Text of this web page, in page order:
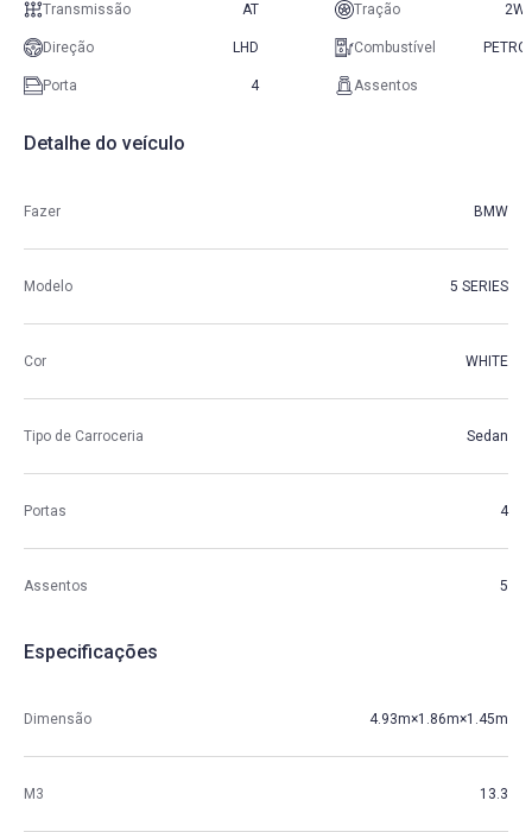
Transmissão AT Tração
Direção LHD Combustível
Porta 4 Assentos
Detalhe do veículo
Fazer BMW
Modelo 5 SERIES
Cor WHITE
Tipo de Carroceria Sedan
Portas 4
Assentos 5
Especificações
Dimensão 4.93m×1.86m×1.45m
M3 13.3